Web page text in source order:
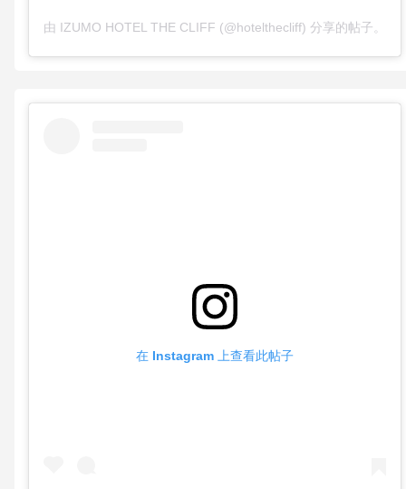
由 IZUMO HOTEL THE CLIFF (@hotelthecliff) 分享的帖子。
在 Instagram 上查看此帖子